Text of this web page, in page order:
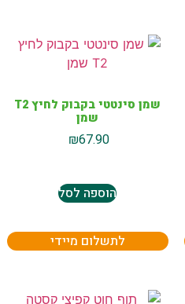
שמן סינטטי בקבוק לחיץ T2
שמן
₪67.90
הוספה לסל
לתשלום מיידי